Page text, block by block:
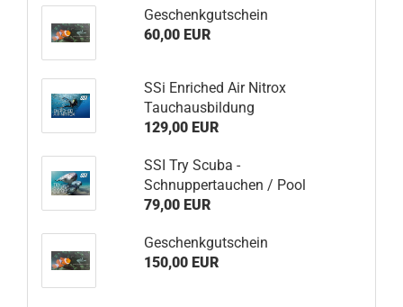
Geschenkgutschein
60,00 EUR
SSi Enriched Air Nitrox
Tauchausbildung
129,00 EUR
SSI Try Scuba -
Schnuppertauchen / Pool
79,00 EUR
Geschenkgutschein
150,00 EUR